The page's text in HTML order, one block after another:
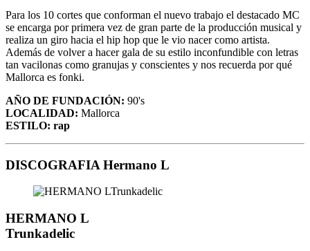
Para los 10 cortes que conforman el nuevo trabajo el destacado MC
se encarga por primera vez de gran parte de la producción musical y
realiza un giro hacia el hip hop que le vio nacer como artista.
Además de volver a hacer gala de su estilo inconfundible con letras
tan vacilonas como granujas y conscientes y nos recuerda por qué
Mallorca es fonki.
AÑO DE FUNDACIÓN: 90's
LOCALIDAD: Mallorca
ESTILO: rap
DISCOGRAFIA Hermano L
HERMANO L
Trunkadelic